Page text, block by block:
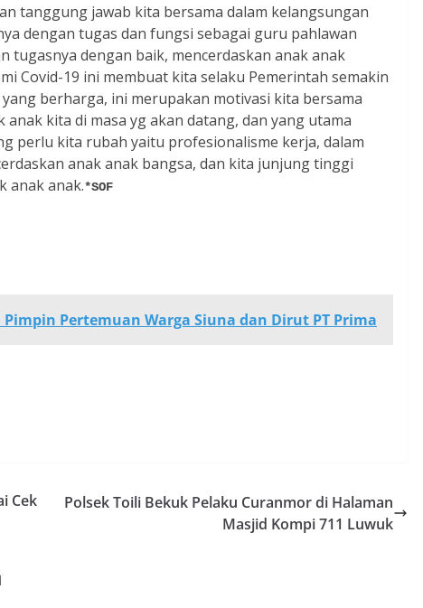
tanggung jawab kita bersama dalam kelangsungan
dengan tugas dan fungsi sebagai guru pahlawan
tugasnya dengan baik, mencerdaskan anak anak
Covid-19 ini membuat kita selaku Pemerintah semakin
berharga, ini merupakan motivasi kita bersama
kita di masa yg akan datang, dan yang utama
perlu kita rubah yaitu profesionalisme kerja, dalam
anak anak bangsa, dan kita junjung tinggi
anak anak.*SOF
Pertemuan Warga Siuna dan Dirut PT Prima
Cek
Polsek Toili Bekuk Pelaku Curanmor di Halaman
Masjid Kompi 711 Luwuk